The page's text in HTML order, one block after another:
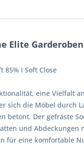
85% I Soft Close
eine Vielfalt
sich die Möbel durch
betont. Der gefräste
und
für eine komfortable